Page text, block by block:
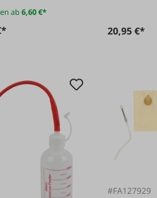
ab6,60 €*
20,95 €*
#FA127929